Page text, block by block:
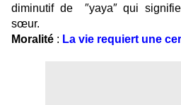
diminutif de ″yaya″qui signifie
sœur.
Moralité : La vie requiert une